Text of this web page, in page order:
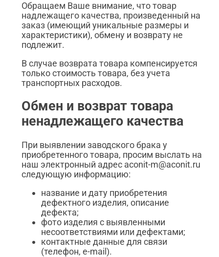
Обращаем Ваше внимание, что товар
надлежащего качества, произведенный на
заказ (имеющий уникальные размеры и
характеристики), обмену и возврату не
подлежит.
В случае возврата товара компенсируется
только стоимость товара, без учета
транспортных расходов.
Обмен и возврат товара
ненадлежащего качества
При выявлении заводского брака у
приобретенного товара, просим выслать на
наш электронный адрес aconit-m@aconit.ru
следующую информацию:
название и дату приобретения
дефектного изделия, описание
дефекта;
фото изделия с выявленными
несоответствиями или дефектами;
контактные данные для связи
(телефон, e-mail).